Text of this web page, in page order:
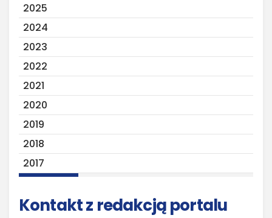
2025
2024
2023
2022
2021
2020
2019
2018
2017
Kontakt z redakcją portalu